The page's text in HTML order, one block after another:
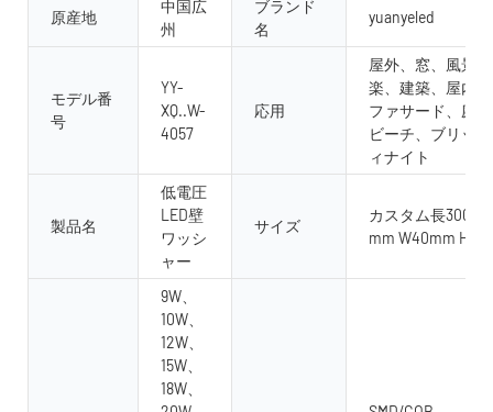
原産地
中国広
州
ブランド
名
yuanyeled
モデル番
号
YY-
XQ..W-
4057
応用
屋外、窓、風景
楽、建築、屋内
ファサード、庭
ビーチ、ブリッ
ィナイト
製品名
低電圧
LED壁
ワッシ
ャー
サイズ
カスタム長
mm W40mm
9W、
10W、
12W、
15W、
18W、